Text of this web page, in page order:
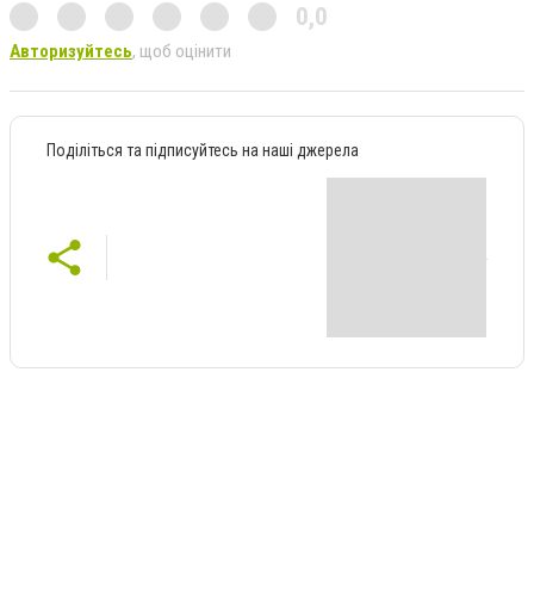
0,0
Авторизуйтесь, щоб оцінити
Поділіться та підписуйтесь на наші джерела